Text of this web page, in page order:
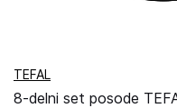
TEFAL
8-delni set posode